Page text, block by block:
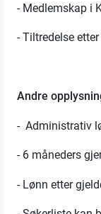
- Medlemskap i
- Tiltredelse
Andre
- Administrativ
- 6 måneders
- Lønn etter